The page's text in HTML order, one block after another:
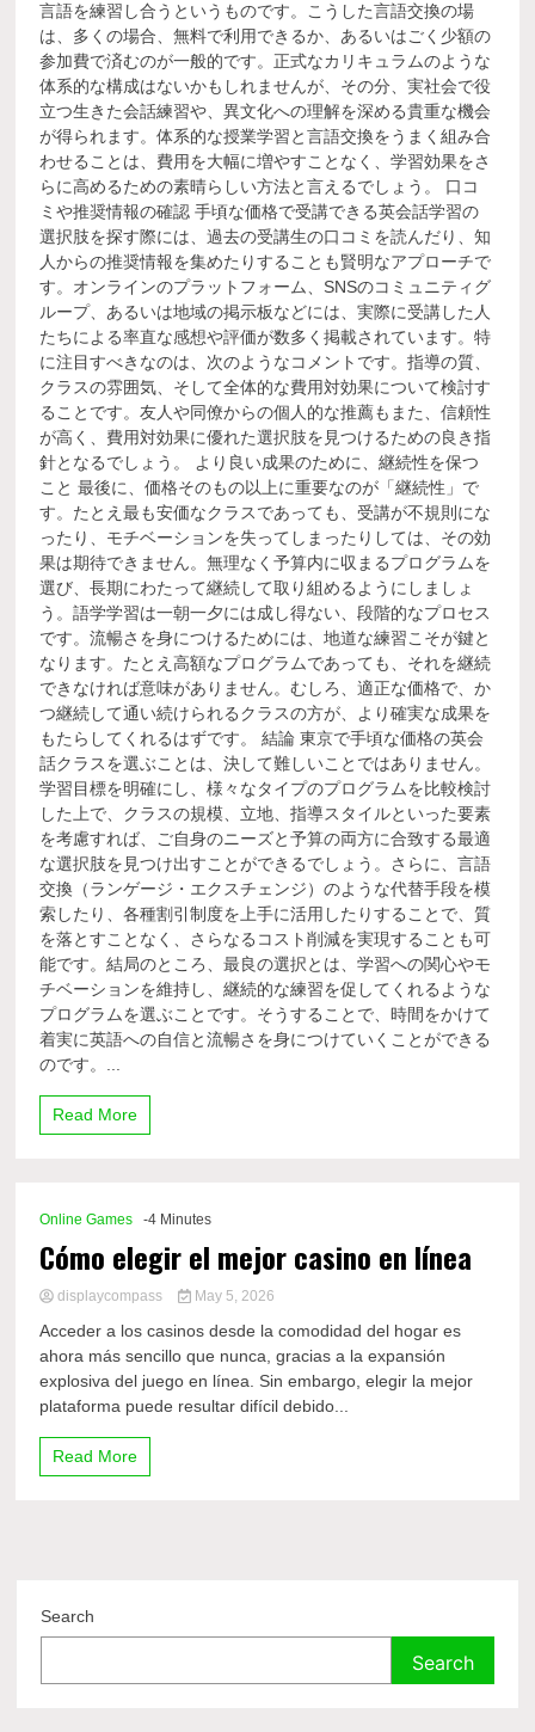
言語を練習し合うというものです。こうした言語交換の場
は、多くの場合、無料で利用できるか、あるいはごく少額の
参加費で済むのが一般的です。正式なカリキュラムのような
体系的な構成はないかもしれませんが、その分、実社会で役
立つ生きた会話練習や、異文化への理解を深める貴重な機会
が得られます。体系的な授業学習と言語交換をうまく組み合
わせることは、費用を大幅に増やすことなく、学習効果をさ
らに高めるための素晴らしい方法と言えるでしょう。 口コ
ミや推奨情報の確認 手頃な価格で受講できる英会話学習の
選択肢を探す際には、過去の受講生の口コミを読んだり、知
人からの推奨情報を集めたりすることも賢明なアプローチで
す。オンラインのプラットフォーム、SNSのコミュニティグ
ループ、あるいは地域の掲示板などには、実際に受講した人
たちによる率直な感想や評価が数多く掲載されています。特
に注目すべきなのは、次のようなコメントです。指導の質、
クラスの雰囲気、そして全体的な費用対効果について検討す
ることです。友人や同僚からの個人的な推薦もまた、信頼性
が高く、費用対効果に優れた選択肢を見つけるための良き指
針となるでしょう。 より良い成果のために、継続性を保つ
こと 最後に、価格そのもの以上に重要なのが「継続性」で
す。たとえ最も安価なクラスであっても、受講が不規則にな
ったり、モチベーションを失ってしまったりしては、その効
果は期待できません。無理なく予算内に収まるプログラムを
選び、長期にわたって継続して取り組めるようにしましょ
う。語学学習は一朝一夕には成し得ない、段階的なプロセス
です。流暢さを身につけるためには、地道な練習こそが鍵と
なります。たとえ高額なプログラムであっても、それを継続
できなければ意味がありません。むしろ、適正な価格で、か
つ継続して通い続けられるクラスの方が、より確実な成果を
もたらしてくれるはずです。 結論 東京で手頃な価格の英会
話クラスを選ぶことは、決して難しいことではありません。
学習目標を明確にし、様々なタイプのプログラムを比較検討
した上で、クラスの規模、立地、指導スタイルといった要素
を考慮すれば、ご自身のニーズと予算の両方に合致する最適
な選択肢を見つけ出すことができるでしょう。さらに、言語
交換（ランゲージ・エクスチェンジ）のような代替手段を模
索したり、各種割引制度を上手に活用したりすることで、質
を落とすことなく、さらなるコスト削減を実現することも可
能です。結局のところ、最良の選択とは、学習への関心やモ
チベーションを維持し、継続的な練習を促してくれるような
プログラムを選ぶことです。そうすることで、時間をかけて
着実に英語への自信と流暢さを身につけていくことができる
のです。...
Read More
Online Games -4 Minutes
Cómo elegir el mejor casino en línea
displaycompass May 5, 2026
Acceder a los casinos desde la comodidad del hogar es
ahora más sencillo que nunca, gracias a la expansión
explosiva del juego en línea. Sin embargo, elegir la mejor
plataforma puede resultar difícil debido...
Read More
Search
Search